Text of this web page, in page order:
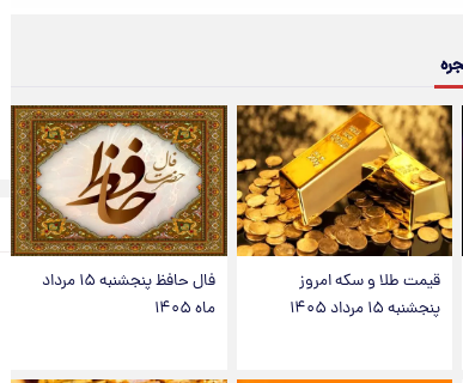
قیمت طلا و سکه امروز
پنجشنبه ۱۵ مرداد ۱۴۰۵
فال حافظ پنجشنبه ۱۵ مرداد
ماه ۱۴۰۵